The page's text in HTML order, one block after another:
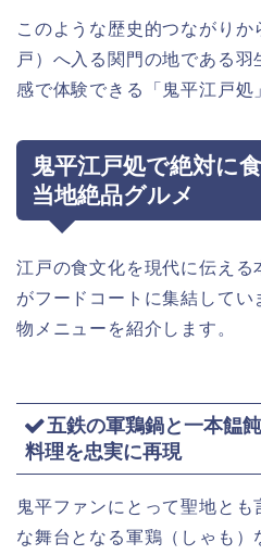
このような歴史的つながり
戸）へ入る関門の地である
感で体験できる「鬼平江戸処
鬼平江戸処で絶対に
当地絶品グルメ
江戸の食文化を現代に伝える
がフードコートに集結してい
物メニューを紹介します。
五鉄の軍鶏鍋と一本饂
料理を忠実に再現
鬼平ファンにとって聖地と
な舞台となる軍鶏（しゃも）